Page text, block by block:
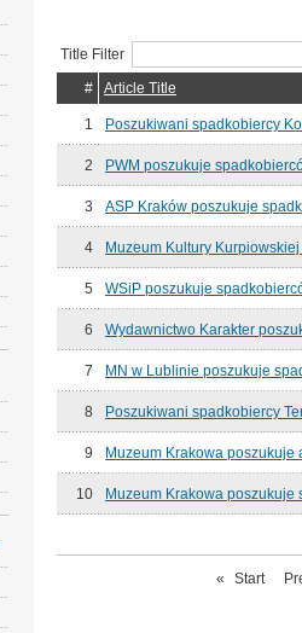
Title Filter
#
Article Title
1 Poszukiwani spadkobiercy
2 PWM poszukuje
3 ASP Kraków poszukuje
4 Muzeum Kultury
5 WSiP poszukuje
6 Wydawnictwo Karakter
7 MN w Lublinie poszukuje
8 Poszukiwani spadkobiercy
9 Muzeum Krakowa poszukuje
10 Muzeum Krakowa
« Start